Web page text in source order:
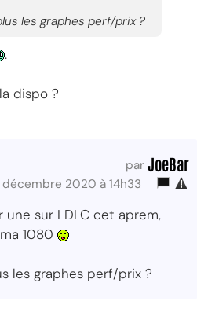
les graphes perf/prix ?
.
dispo ?
par JoeBar
2020 à 14h33
une sur LDLC cet aprem,
1080
les graphes perf/prix ?